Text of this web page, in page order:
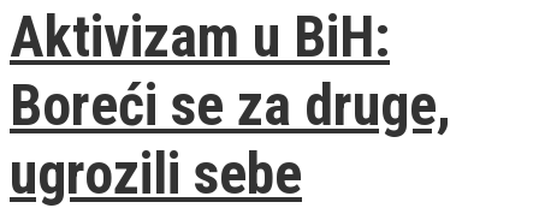
Aktivizam u BiH:
Boreći se za druge,
ugrozili sebe